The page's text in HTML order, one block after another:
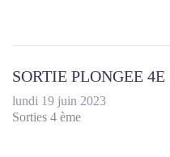
SORTIE PLONGEE 4E
lundi 19 juin 2023
Sorties 4 ème